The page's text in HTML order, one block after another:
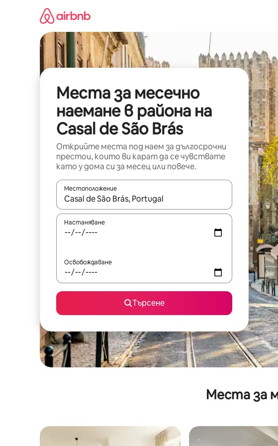
съдържанието
Места за месечно
наемане в района на
Casal de São Brás
Открийте места под наем за дългосрочни
престои, които ви карат да се чувствате
като у дома си за месец или повече.
Местоположение
Когато резултатите се покажат, използвайте клавишите
Настаняване
Освобождаване
Търсене
Места за